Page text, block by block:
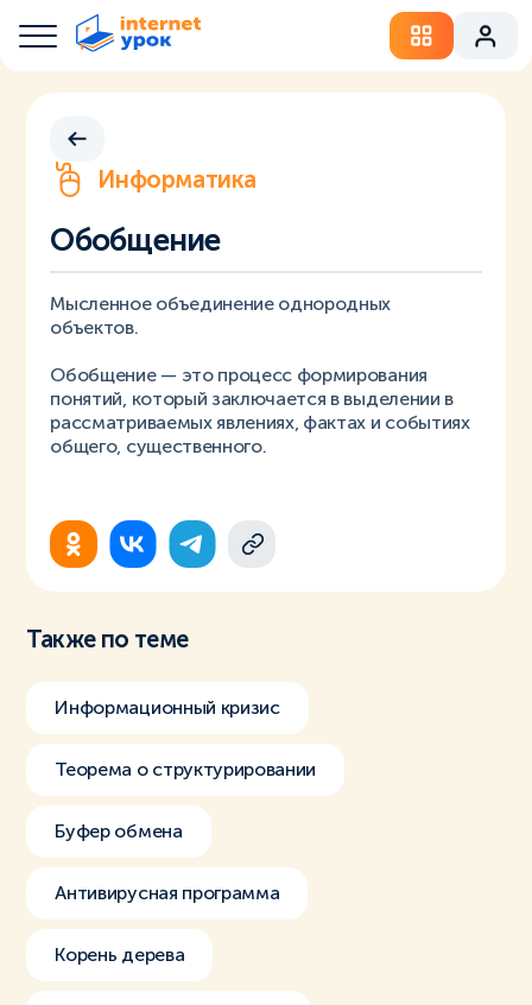
Информатика
Обобщение
Мысленное объединение однородных
объектов.
Обобщение — это процесс формирования
понятий, который заключается в выделении в
рассматриваемых явлениях, фактах и событиях
общего, существенного.
Также по теме
Информационный кризис
Теорема о структурировании
Буфер обмена
Антивирусная программа
Корень дерева